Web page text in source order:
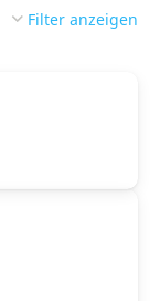
Filter anzeigen